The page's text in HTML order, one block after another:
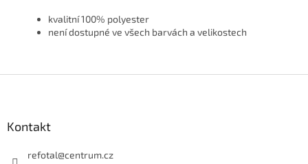
kvalitní 100% polyester
není dostupné ve všech barvách a velikostech
Kontakt
refotal@centrum.cz